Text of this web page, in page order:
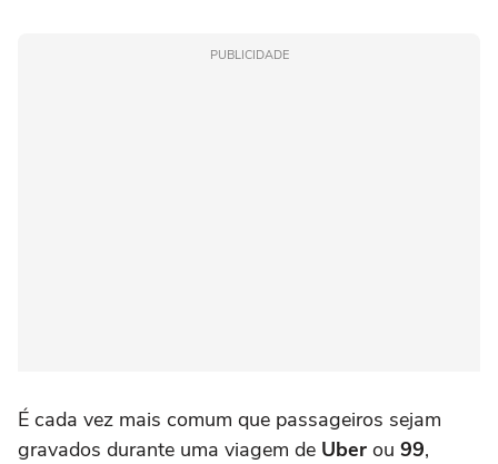
PUBLICIDADE
É cada vez mais comum que passageiros sejam
gravados durante uma viagem de Uber ou 99,